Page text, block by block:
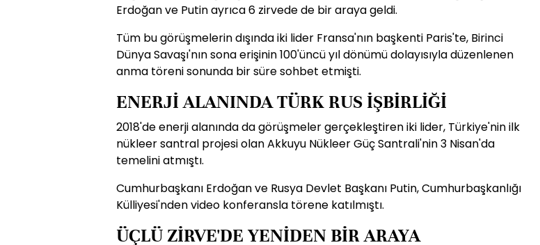
Erdoğan ve Putin ayrıca 6 zirvede de bir araya geldi.
Tüm bu görüşmelerin dışında iki lider Fransa'nın başkenti Paris'te, Birinci
Dünya Savaşı'nın sona erişinin 100'üncü yıl dönümü dolayısıyla düzenlenen
anma töreni sonunda bir süre sohbet etmişti.
ENERJİ ALANINDA TÜRK RUS İŞBİRLİĞİ
2018'de enerji alanında da görüşmeler gerçekleştiren iki lider, Türkiye'nin ilk
nükleer santral projesi olan Akkuyu Nükleer Güç Santrali'nin 3 Nisan'da
temelini atmıştı.
Cumhurbaşkanı Erdoğan ve Rusya Devlet Başkanı Putin, Cumhurbaşkanlığı
Külliyesi'nden video konferansla törene katılmıştı.
ÜÇLÜ ZİRVE'DE YENİDEN BİR ARAYA